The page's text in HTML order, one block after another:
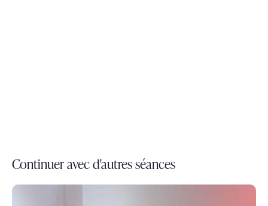
Continuer avec d'autres séances